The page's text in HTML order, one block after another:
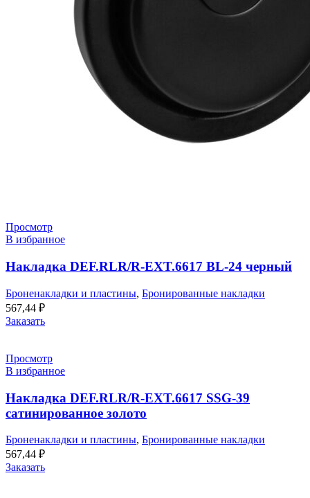
Просмотр
В избранное
Накладка DEF.RLR/R-EXT.6617 BL-24 черный
Броненакладки и пластины, Бронированные накладки
567,44 ₽
Заказать
Просмотр
В избранное
Накладка DEF.RLR/R-EXT.6617 SSG-39
сатинированное золото
Броненакладки и пластины, Бронированные накладки
567,44 ₽
Заказать